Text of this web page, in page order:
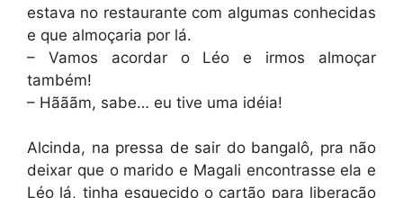
estava no restaurante com algumas conhecidas
e que almoçaria por lá.
– Vamos acordar o Léo e irmos almoçar
também!
– Hãããm, sabe… eu tive uma idéia!
Alcinda, na pressa de sair do bangalô, pra não
deixar que o marido e Magali encontrasse ela e
Léo lá, tinha esquecido o cartão para liberação